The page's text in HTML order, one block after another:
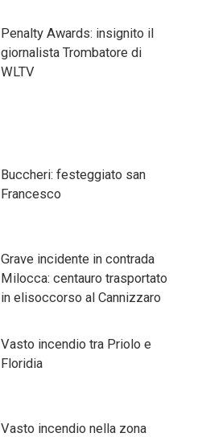
Penalty Awards: insignito il
giornalista Trombatore di
WLTV
Buccheri: festeggiato san
Francesco
Grave incidente in contrada
Milocca: centauro trasportato
in elisoccorso al Cannizzaro
Vasto incendio tra Priolo e
Floridia
Vasto incendio nella zona